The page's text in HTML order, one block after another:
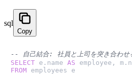
sql
Copy
-- 自己結合: 社員と上司を突き合わせ
SELECT e.name AS employee,
FROM